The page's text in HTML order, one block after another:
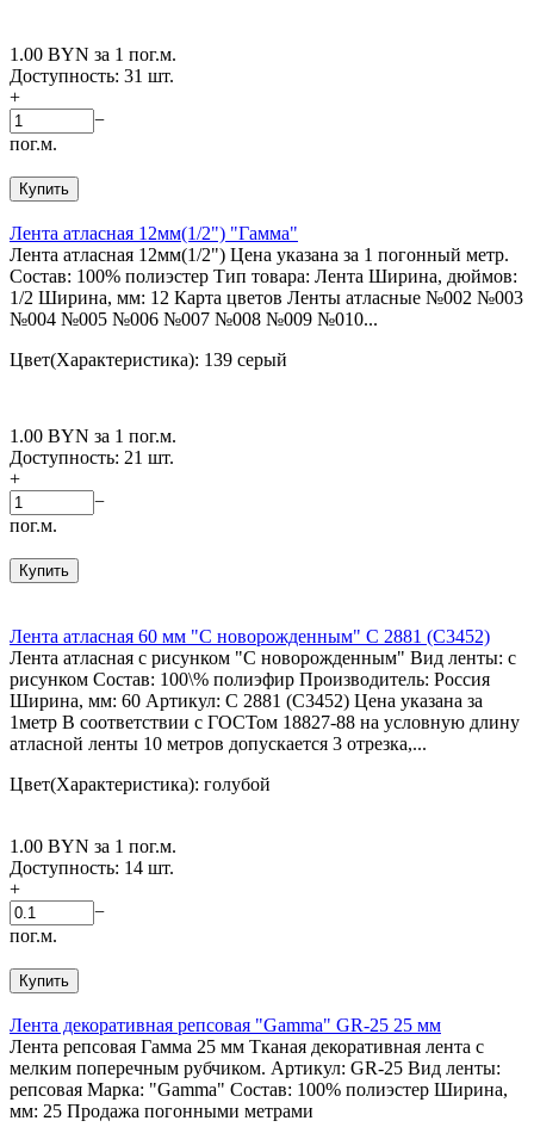
1.00 BYN за 1 пог.м.
Доступность: 31 шт.
+
−
пог.м.
Купить
Лента атласная 12мм(1/2") "Гамма"
Лента атласная 12мм(1/2") Цена указана за 1 погонный метр.
Состав: 100% полиэстер Тип товара: Лента Ширина, дюймов:
1/2 Ширина, мм: 12 Карта цветов Ленты атласные №002 №003
№004 №005 №006 №007 №008 №009 №010...
Цвет(Характеристика): 139 серый
1.00 BYN за 1 пог.м.
Доступность: 21 шт.
+
−
пог.м.
Купить
Лента атласная 60 мм "С новорожденным" C 2881 (C3452)
Лента атласная с рисунком "С новорожденным" Вид ленты: с
рисунком Состав: 100\% полиэфир Производитель: Россия
Ширина, мм: 60 Артикул: С 2881 (С3452) Цена указана за
1метр В соответствии с ГОСТом 18827-88 на условную длину
атласной ленты 10 метров допускается 3 отрезка,...
Цвет(Характеристика): голубой
1.00 BYN за 1 пог.м.
Доступность: 14 шт.
+
−
пог.м.
Купить
Лента декоративная репсовая "Gamma" GR-25 25 мм
Лента репсовая Гамма 25 мм Тканая декоративная лента с
мелким поперечным рубчиком. Артикул: GR-25 Вид ленты:
репсовая Марка: "Gamma" Состав: 100% полиэстер Ширина,
мм: 25 Продажа погонными метрами